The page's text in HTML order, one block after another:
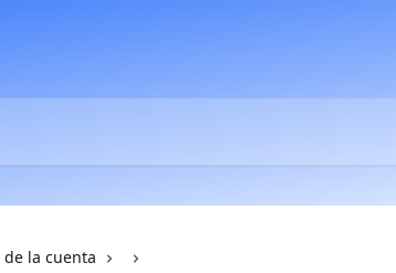
la cuenta